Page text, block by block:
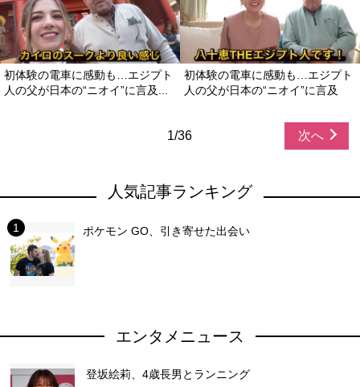
初体験の電車に感動も…エジプト
人の父が日本の“ニオイ”に言及...
初体験の電車に感動も…エジプト
人の父が日本の“ニオイ”に言及
1/36 次へ
人気記事ランキング
ポケモン GO、引き寄せた出会い
エンタメニュース
登坂絵莉、4歳長男とランニング